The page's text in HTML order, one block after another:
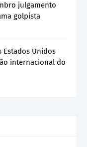
julgamento
golpista
Estados Unidos
internacional do